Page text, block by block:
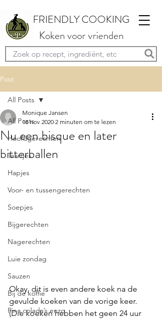
FRIENDLY COOKING
Koken voor vrienden
Post
All Posts
Hoofdgerechten
Taartjes
Hapjes
Voor- en tussengerechten
Soepjes
Bijgerechten
Nagerechten
Luie zondag
Sauzen
Bij de koffie
Pina colada’s enzo
All Posts
Nu een bisque en later
bitterballen
Monique Jansen
18 nov 2020 2 minuten om te lezen
Okay, dit is even andere koek na de
gevulde koeken van de vorige keer.
(Die koeken hebben het geen 24 uur